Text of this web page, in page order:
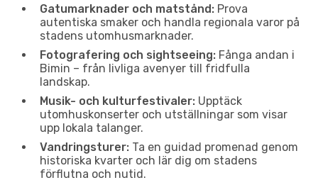
Gatumarknader och matstånd: Prova
autentiska smaker och handla regionala varor på
stadens utomhusmarknader.
Fotografering och sightseeing: Fånga andan i
Bimin – från livliga avenyer till fridfulla
landskap.
Musik- och kulturfestivaler: Upptäck
utomhuskonserter och utställningar som visar
upp lokala talanger.
Vandringsturer: Ta en guidad promenad genom
historiska kvarter och lär dig om stadens
förflutna och nutid.